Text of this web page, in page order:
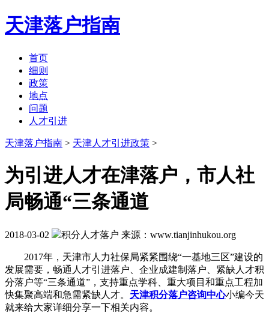
天津落户指南
首页
细则
政策
地点
问题
人才引进
天津落户指南 > 天津人才引进政策 >
为引进人才在津落户，市人社
局畅通“三条通道
2018-03-02 积分人才落户 来源：www.tianjinhukou.org
2017年，天津市人力社保局紧紧围绕“一基地三区”建设的
发展需要，畅通人才引进落户、企业成建制落户、紧缺人才积
分落户等“三条通道”，支持重点学科、重大项目和重点工程加
快集聚高端和急需紧缺人才。 天津积分落户咨询中心小编今天
就来给大家详细分享一下相关内容。